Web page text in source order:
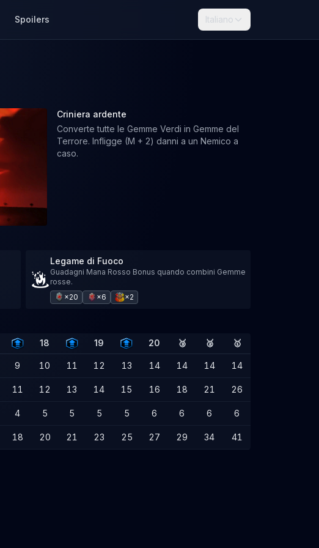
Spoilers Italiano
Criniera ardente
Converte tutte le Gemme Verdi in Gemme del
Terrore. Infligge (M + 2) danni a un Nemico a
caso.
Legame di Fuoco
Guadagni Mana Rosso Bonus quando combini Gemme
rosse.
×20
×6 ×2
18 19 20 🥉 🥈 🥇
9 10 11 12 13 14 14 14 14
11 12 13 14 15 16 18 21 26
4 5 5 5 5 6 6 6 6
18 20 21 23 25 27 29 34 41